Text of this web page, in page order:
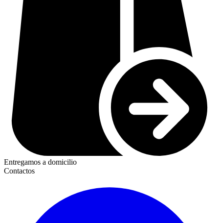
Entregamos a domicilio
Contactos